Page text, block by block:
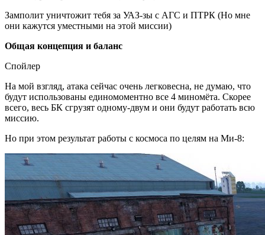
Замполит уничтожит тебя за УАЗ-зы с АГС и ПТРК (Но мне
они кажутся уместными на этой миссии)
Общая концепция и баланс
Спойлер
На мой взгляд, атака сейчас очень легковесна, не думаю, что
будут использованы единомоментно все 4 миномёта. Скорее
всего, весь БК сгрузят одному-двум и они будут работать всю
миссию.
Но при этом результат работы с космоса по целям на Ми-8: